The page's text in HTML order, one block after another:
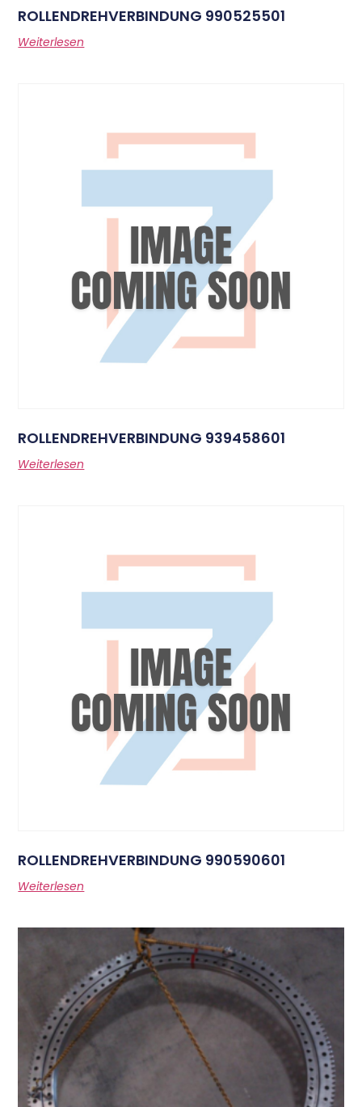
ROLLENDREHVERBINDUNG 990525501
Weiterlesen
ROLLENDREHVERBINDUNG 939458601
Weiterlesen
ROLLENDREHVERBINDUNG 990590601
Weiterlesen